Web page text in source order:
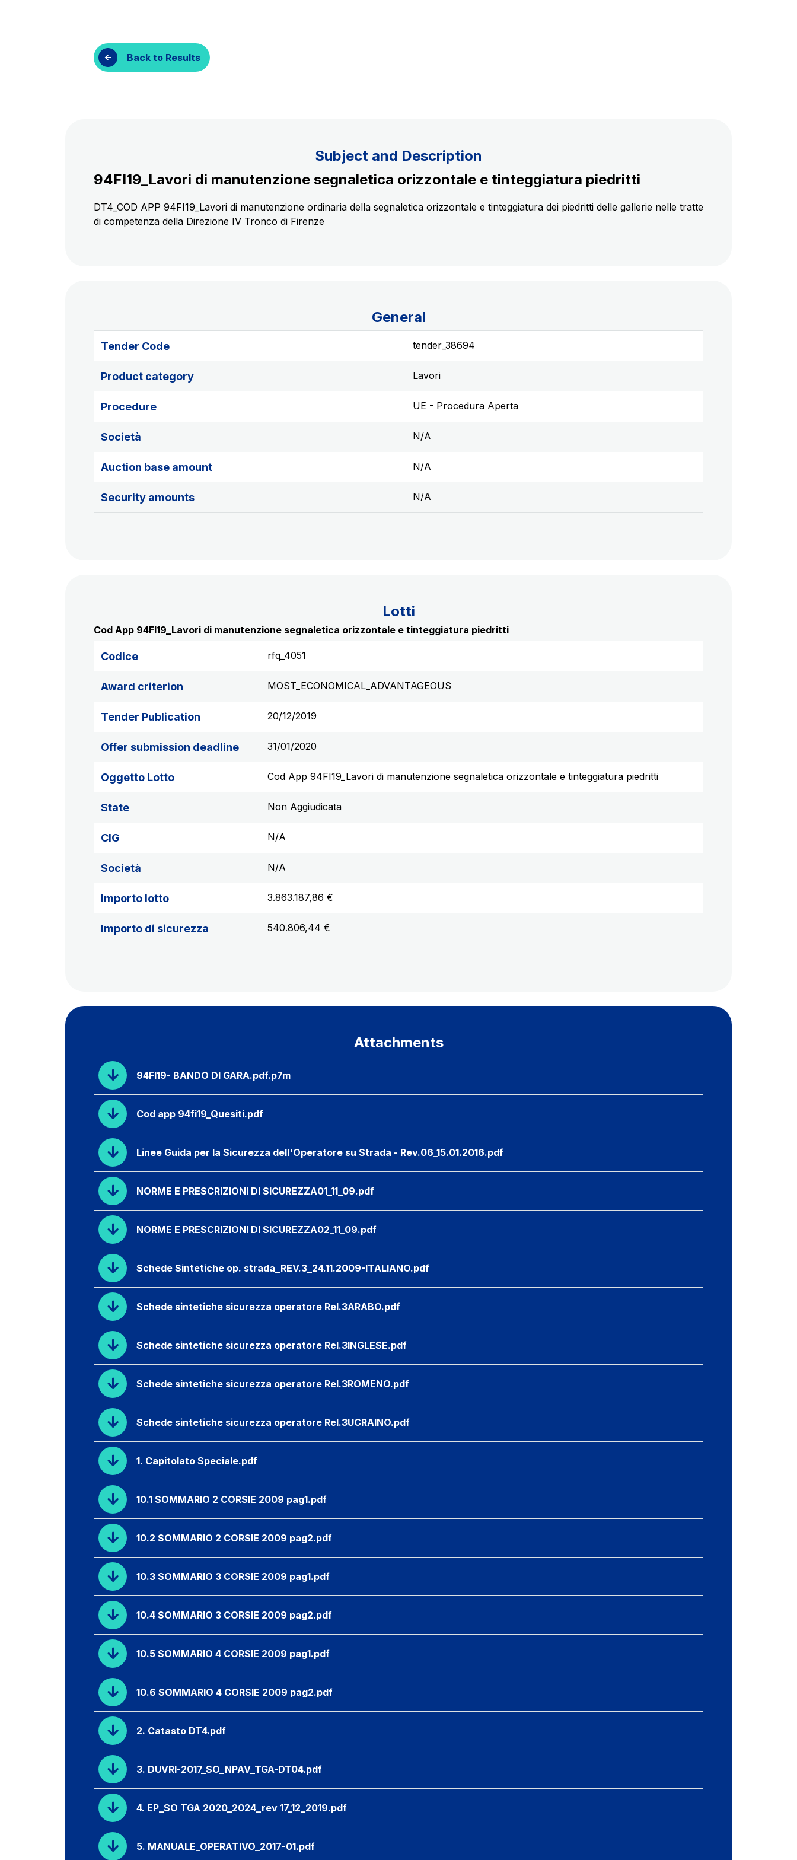
Procurement and suppliers
Back to Results
Subject and Description
94FI19_Lavori di manutenzione segnaletica orizzontale e tinteggiatura piedritti
DT4_COD APP 94FI19_Lavori di manutenzione ordinaria della segnaletica orizzontale e tinteggiatura dei piedritti delle gallerie nelle tratte
di competenza della Direzione IV Tronco di Firenze
General
Tender Code tender_38694
Product category Lavori
Procedure UE - Procedura Aperta
Società N/A
Auction base amount N/A
Security amounts N/A
Lotti
Cod App 94FI19_Lavori di manutenzione segnaletica orizzontale e tinteggiatura piedritti
Codice rfq_4051
Award criterion MOST_ECONOMICAL_ADVANTAGEOUS
Tender Publication 20/12/2019
Offer submission deadline 31/01/2020
Oggetto Lotto Cod App 94FI19_Lavori di manutenzione segnaletica orizzontale e tinteggiatura piedritti
State Non Aggiudicata
CIG N/A
Società N/A
Importo lotto 3.863.187,86 €
Importo di sicurezza 540.806,44 €
Attachments
94FI19- BANDO DI GARA.pdf.p7m
Cod app 94fi19_Quesiti.pdf
Linee Guida per la Sicurezza dell'Operatore su Strada - Rev.06_15.01.2016.pdf
NORME E PRESCRIZIONI DI SICUREZZA01_11_09.pdf
NORME E PRESCRIZIONI DI SICUREZZA02_11_09.pdf
Schede Sintetiche op. strada_REV.3_24.11.2009-ITALIANO.pdf
Schede sintetiche sicurezza operatore Rel.3ARABO.pdf
Schede sintetiche sicurezza operatore Rel.3INGLESE.pdf
Schede sintetiche sicurezza operatore Rel.3ROMENO.pdf
Schede sintetiche sicurezza operatore Rel.3UCRAINO.pdf
1. Capitolato Speciale.pdf
10.1 SOMMARIO 2 CORSIE 2009 pag1.pdf
10.2 SOMMARIO 2 CORSIE 2009 pag2.pdf
10.3 SOMMARIO 3 CORSIE 2009 pag1.pdf
10.4 SOMMARIO 3 CORSIE 2009 pag2.pdf
10.5 SOMMARIO 4 CORSIE 2009 pag1.pdf
10.6 SOMMARIO 4 CORSIE 2009 pag2.pdf
2. Catasto DT4.pdf
3. DUVRI-2017_SO_NPAV_TGA-DT04.pdf
4. EP_SO TGA 2020_2024_rev 17_12_2019.pdf
5. MANUALE_OPERATIVO_2017-01.pdf